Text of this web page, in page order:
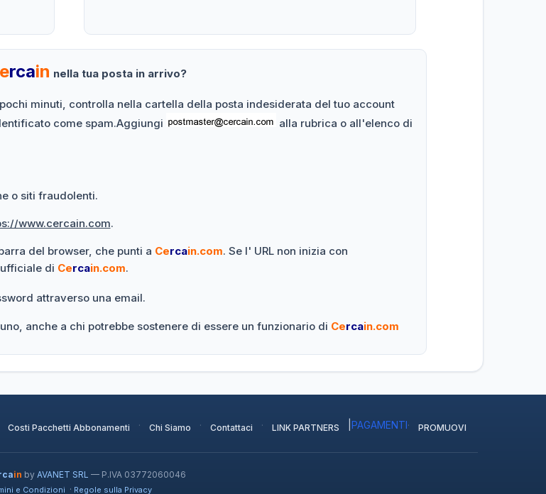
rcain nella tua posta in arrivo?
minuti, controlla nella cartella della posta indesiderata del tuo account
come spam.Aggiungi
alla rubrica o all'elenco di
o siti fraudolenti.
www.cercain.com.
del browser, che punti a Cercain.com. Se l' URL non inizia con
di Cercain.com.
attraverso una email.
anche a chi potrebbe sostenere di essere un funzionario di Cercain.com
Costi Pacchetti Abbonamenti · Chi Siamo · Contattaci · LINK PARTNERS PAGAMENTI· PROMUOVI
in by AVANET SRL — P.IVA 03772060046
e Condizioni · Regole sulla Privacy